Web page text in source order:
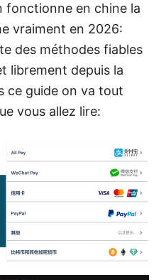
en chine la
vraiment en 2026:
des méthodes fiables
librement depuis la
ce guide on va tout
vous allez lire: